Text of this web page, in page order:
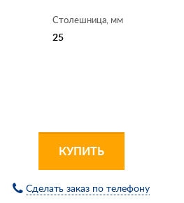
Столешница, мм
25
КУПИТЬ
Сделать заказ по телефону